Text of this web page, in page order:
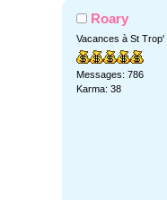
Roary
Vacances à St Trop'
Messages: 786
Karma: 38